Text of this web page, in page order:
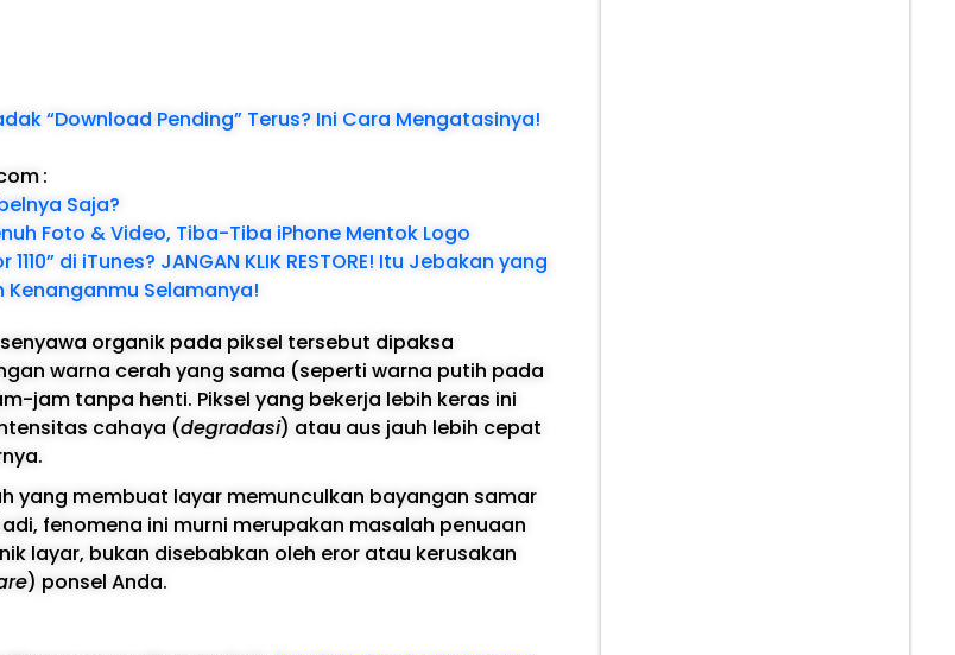
“Download Pending” Terus? Ini Cara Mengatasinya!
:
Saja?
Foto & Video, Tiba-Tiba iPhone Mentok Logo
di iTunes? JANGAN KLIK RESTORE! Itu Jebakan yang
Kenanganmu Selamanya!
organik pada piksel tersebut dipaksa
warna cerah yang sama (seperti warna putih pada
jam tanpa henti. Piksel yang bekerja lebih keras ini
cahaya (degradasi) atau aus jauh lebih cepat
yang membuat layar memunculkan bayangan samar
fenomena ini murni merupakan masalah penuaan
layar, bukan disebabkan oleh eror atau kerusakan
) ponsel Anda.